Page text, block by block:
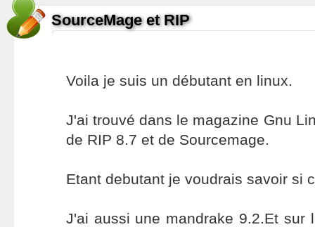
SourceMage et RIP
Voila je suis un débutant en linux.
J'ai trouvé dans le magazine Gnu
de RIP 8.7 et de Sourcemage.
Etant debutant je voudrais savoir si
J'ai aussi une mandrake 9.2.Et sur